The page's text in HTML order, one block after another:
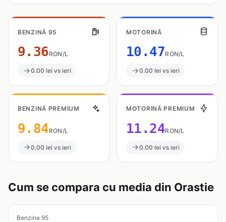
BENZINĂ 95
9.36RON/L
0.00 lei vs ieri
MOTORINĂ
10.47RON/L
0.00 lei vs ieri
BENZINĂ PREMIUM
9.84RON/L
0.00 lei vs ieri
MOTORINĂ PREMIUM
11.24RON/L
0.00 lei vs ieri
Cum se compara cu media din Orastie
Benzina 95